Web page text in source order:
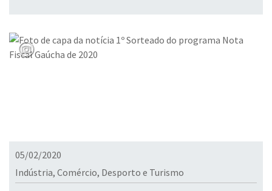
05/02/2020
Indústria, Comércio, Desporto e Turismo